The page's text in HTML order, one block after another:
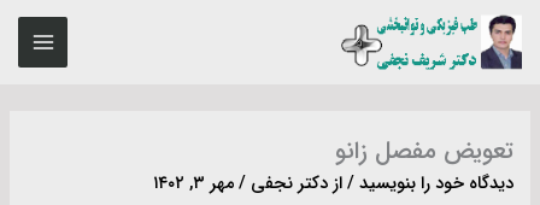
پرش
تعویض مفصل زانو
دیدگاه‌ خود را بنویسید/ ازدکتر نجفی/مهر ۳, ۱۴۰۲